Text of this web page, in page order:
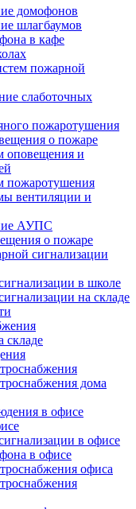
домофонов
шлагбаумов
в кафе
пожарной
слаботочных
пожаротушения
о пожаре
оповещения и
пожаротушения
вентиляции и
АУПС
о пожаре
сигнализации
в школе
на складе
складе
дома
в офисе
в офисе
в офисе
офиса